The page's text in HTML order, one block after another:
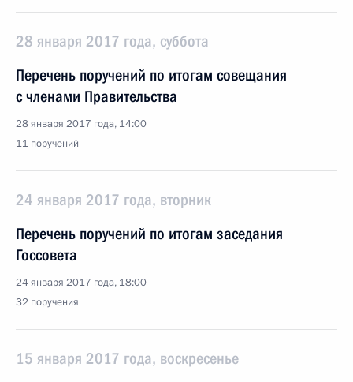
28 января 2017 года, суббота
Перечень поручений по итогам совещания
с членами Правительства
28 января 2017 года, 14:00
11 поручений
24 января 2017 года, вторник
Перечень поручений по итогам заседания
Госсовета
24 января 2017 года, 18:00
32 поручения
15 января 2017 года, воскресенье